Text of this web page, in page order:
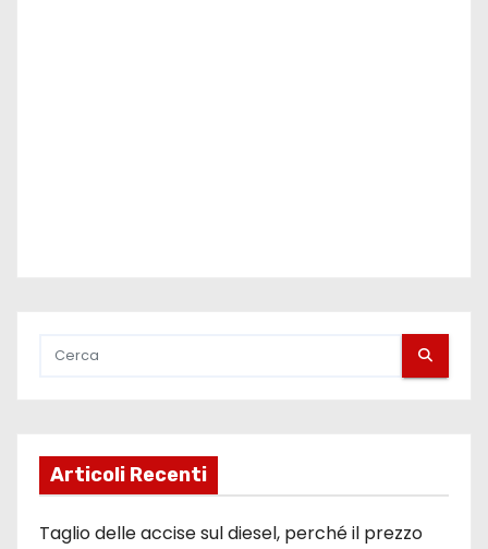
Articoli Recenti
Taglio delle accise sul diesel, perché il prezzo